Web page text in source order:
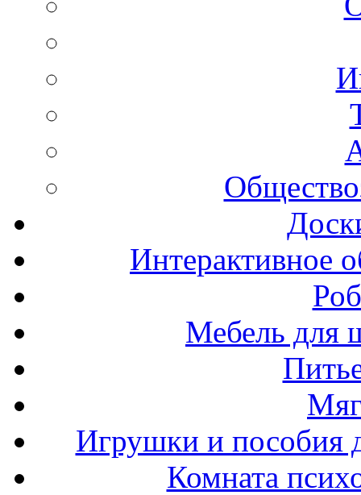
Интерактивное
Мебель для
Игрушки и пособия
Комната